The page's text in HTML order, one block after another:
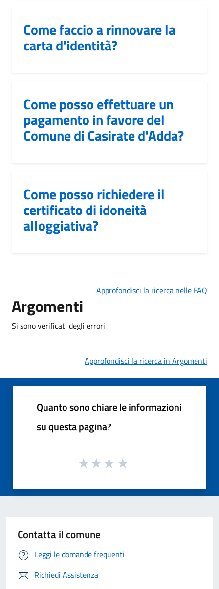
Come faccio a rinnovare la
carta d'identità?
Come posso effettuare un
pagamento in favore del
Comune di Casirate d'Adda?
Come posso richiedere il
certificato di idoneità
alloggiativa?
Approfondisci la ricerca nelle FAQ
Argomenti
Si sono verificati degli errori
Approfondisci la ricerca in Argomenti
Quanto sono chiare le informazioni
su questa pagina?
Contatta il comune
Leggi le domande frequenti
Richiedi Assistenza